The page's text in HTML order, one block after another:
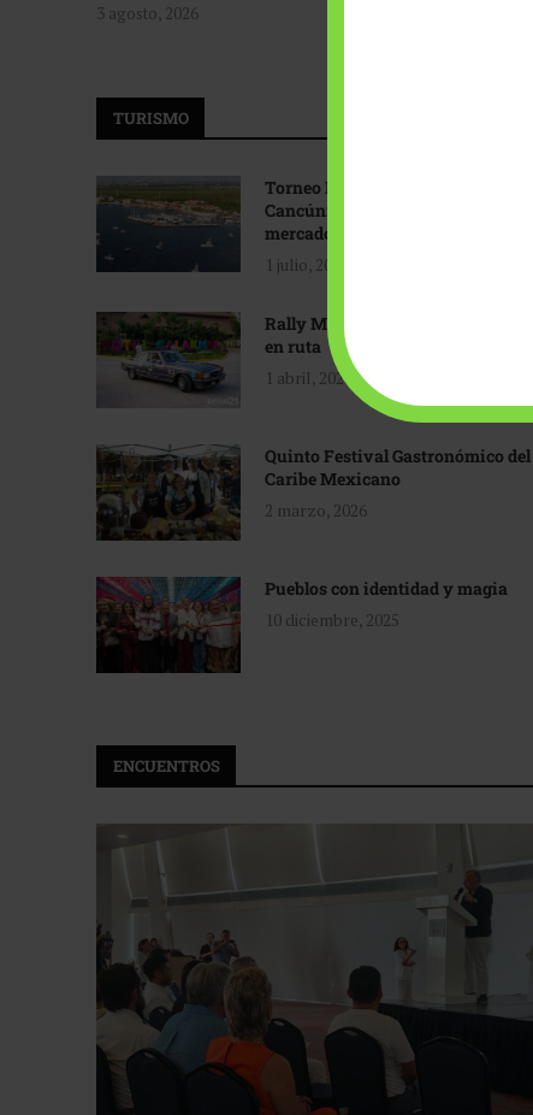
3 agosto, 2026
TURISMO
Torneo Internacional de Pesca
Cancún: Navegando hacia nuevos
mercados
1 julio, 2026
Rally Maya: Herencia automotriz
en ruta
1 abril, 2026
Quinto Festival Gastronómico del
Caribe Mexicano
2 marzo, 2026
Pueblos con identidad y magia
10 diciembre, 2025
ENCUENTROS